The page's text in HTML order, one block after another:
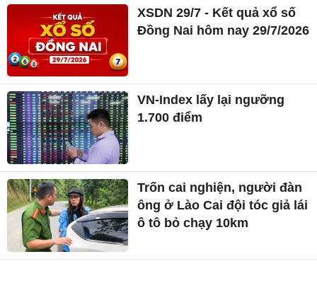
XSDN 29/7 - Kết quả xổ số
Đồng Nai hôm nay 29/7/2026
VN-Index lấy lại ngưỡng
1.700 điểm
Trốn cai nghiện, người đàn
ông ở Lào Cai đội tóc giả lái
ô tô bỏ chạy 10km